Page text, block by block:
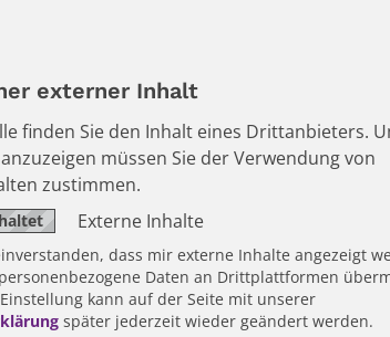
externer Inhalt
finden Sie den Inhalt eines Drittanbieters.
müssen Sie der Verwendung von
zustimmen.
Externe Inhalte
dass mir externe Inhalte angezeigt
Daten an Drittplattformen
kann auf der Seite mit unserer
später jederzeit wieder geändert werden.